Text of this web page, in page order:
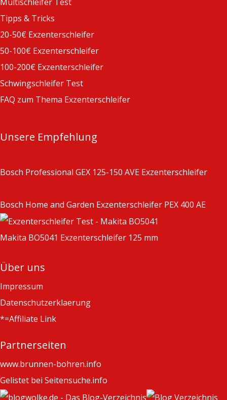
Tipps & Tricks
20-50€ Exzenterschleifer
50-100€ Exzenterschleifer
100-200€ Exzenterschleifer
Schwingschleifer Test
FAQ zum Thema Exzenterschleifer
Unsere Empfehlung
Bosch Professional GEX 125-150 AVE Exzenterschleifer
Bosch Home and Garden Exzenterschleifer PEX 400 AE
Makita BO5041 Exzenterschleifer 125 mm
Über uns
Impressum
Datenschutzerklaerung
*=Affiliate Link
Partnerseiten
www.brunnen-bohren.info
Gelistet bei Seitensuche.info